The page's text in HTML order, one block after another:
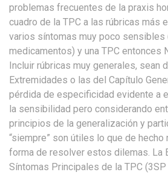
problemas frecuentes de la praxis
cuadro de la TPC a las rúbricas más
varios síntomas muy poco sensibles
medicamentos) y una TPC entonces
Incluir rúbricas muy generales, sean
Extremidades o las del Capítulo
pérdida de especificidad evidente a
la sensibilidad pero considerando
principios de la generalización y
“siempre” son útiles lo que de
forma de resolver estos dilemas. La
Síntomas Principales de la TPC